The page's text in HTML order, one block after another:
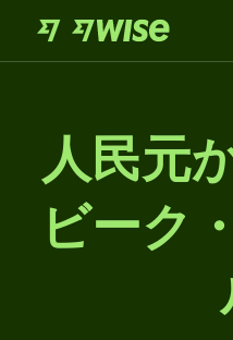
人民元
ビーク